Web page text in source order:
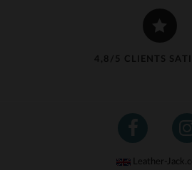
4,8/5 CLIENTS
Leather-